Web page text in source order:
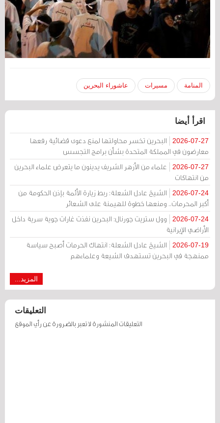
المنامة مسيرات عاشوراء البحرين
اقرأ أيضا
2026-07-27
البحرين تخسر محاولتها لمنع دعوى قضائية رفعها
معارضون في المملكة المتحدة بشأن برامج التجسس
2026-07-27
علماء من الأزهر الشريف يدينون ما يتعرض علماء البحرين
من انتهاكات
2026-07-24
الشيخ عادل الشعلة: ربط زيارة الأئمة بإذن الحكومة من
أكبر المحرمات.. ومنعها خطوة للهيمنة على الشعائر
2026-07-24
وول ستريت جورنال: البحرين نفذت غارات جوية سرية داخل
الأراضي الإيرانية
2026-07-19
الشيخ عادل الشعلة: انتهاك الحرمات أصبح سياسة
ممنهجة في البحرين تستهدف الشيعة وعلماءهم
المزيد...
التعليقات
التعليقات المنشورة لا تعبر بالضرورة عن رأي الموقع